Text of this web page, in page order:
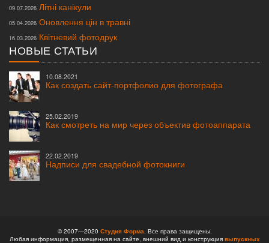
09.07.2026 Літні канікули
05.04.2026 Оновлення цін в травні
16.03.2026 Квітневий фотодрук
НОВЫЕ СТАТЬИ
10.08.2021
Как создать сайт-портфолио для фотографа
25.02.2019
Как смотреть на мир через объектив фотоаппарата
22.02.2019
Надписи для свадебной фотокниги
© 2007—2020 Студия Форма. Все права защищены.
Любая информация, размещенная на сайте, внешний вид и конструкция выпускных